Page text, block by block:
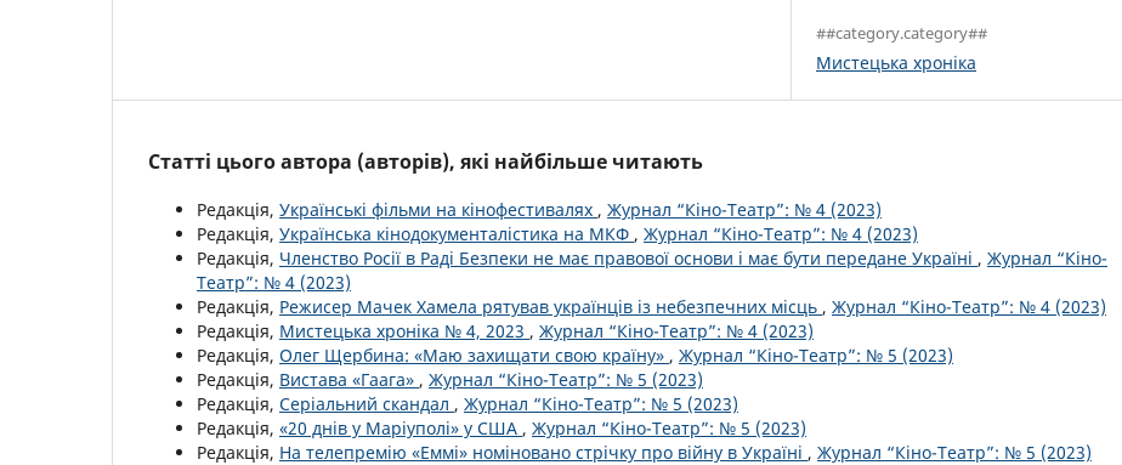
##category.category##
Мистецька хроніка
Статті цього автора (авторів), які найбільше читають
Редакція, Українські фільми на кінофестивалях , Журнал “Кіно-Театр”: № 4 (2023)
Редакція, Українська кінодокументалістика на МКФ , Журнал “Кіно-Театр”: № 4 (2023)
Редакція, Членство Росії в Раді Безпеки не має правової основи і має бути передане Україні , Журнал “Кіно-
Театр”: № 4 (2023)
Редакція, Режисер Мачек Хамела рятував українців із небезпечних місць , Журнал “Кіно-Театр”: № 4 (2023)
Редакція, Мистецька хроніка № 4, 2023 , Журнал “Кіно-Театр”: № 4 (2023)
Редакція, Олег Щербина: «Маю захищати свою країну» , Журнал “Кіно-Театр”: № 5 (2023)
Редакція, Вистава «Гаага» , Журнал “Кіно-Театр”: № 5 (2023)
Редакція, Серіальний скандал , Журнал “Кіно-Театр”: № 5 (2023)
Редакція, «20 днів у Маріуполі» у США , Журнал “Кіно-Театр”: № 5 (2023)
Редакція, На телепремію «Еммі» номіновано стрічку про війну в Україні , Журнал “Кіно-Театр”: № 5 (2023)